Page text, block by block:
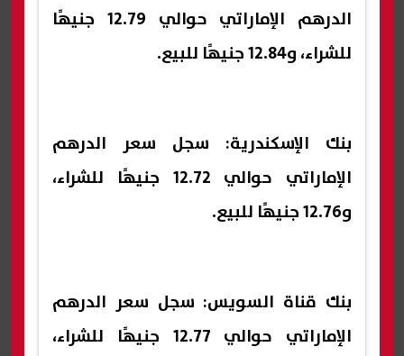
الدرهم الإماراتي حوالي 12.79 جنيهًا
للشراء، و12.84 جنيهًا للبيع.
بنك الإسكندرية: سجل سعر الدرهم
الإماراتي حوالي 12.72 جنيهًا للشراء،
و12.76 جنيهًا للبيع.
بنك قناة السويس: سجل سعر الدرهم
الإماراتي حوالي 12.77 جنيهًا للشراء،